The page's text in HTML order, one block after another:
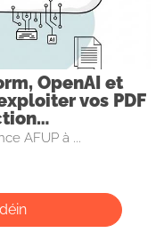
OpenAI et
vos PDF
AFUP à ...